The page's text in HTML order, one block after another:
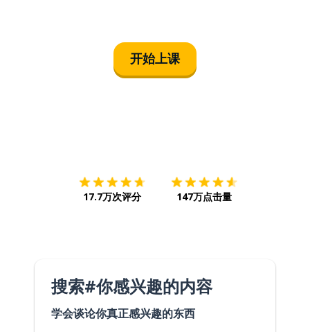
开始上课
17.7万次评分 147万点击量
搜索#你感兴趣的内容
学会谈论你真正感兴趣的东西